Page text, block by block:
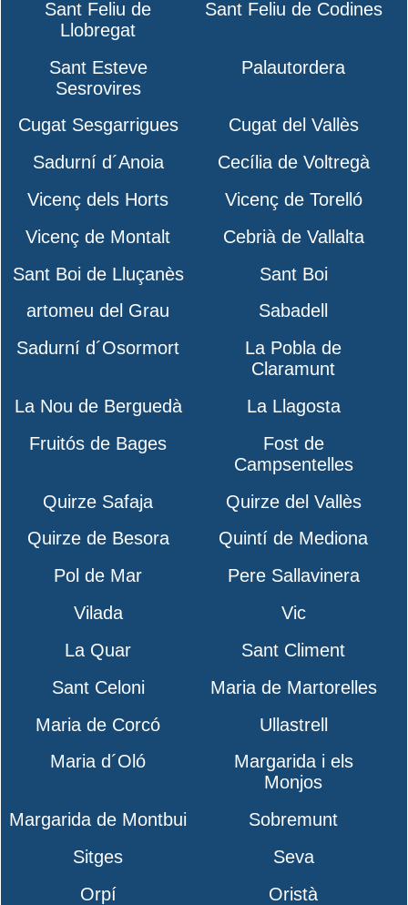
Sant Feliu de
Llobregat
Sant Feliu de Codines
Sant Esteve
Sesrovires
Palautordera
Cugat Sesgarrigues
Cugat del Vallès
Sadurní d´Anoia
Cecília de Voltregà
Vicenç dels Horts
Vicenç de Torelló
Vicenç de Montalt
Cebrià de Vallalta
Sant Boi de Lluçanès
Sant Boi
artomeu del Grau
Sabadell
Sadurní d´Osormort
La Pobla de
Claramunt
La Nou de Berguedà
La Llagosta
Fruitós de Bages
Fost de
Campsentelles
Quirze Safaja
Quirze del Vallès
Quirze de Besora
Quintí de Mediona
Pol de Mar
Pere Sallavinera
Vilada
Vic
La Quar
Sant Climent
Sant Celoni
Maria de Martorelles
Maria de Corcó
Ullastrell
Maria d´Oló
Margarida i els
Monjos
Margarida de Montbui
Sobremunt
Sitges
Seva
Orpí
Oristà